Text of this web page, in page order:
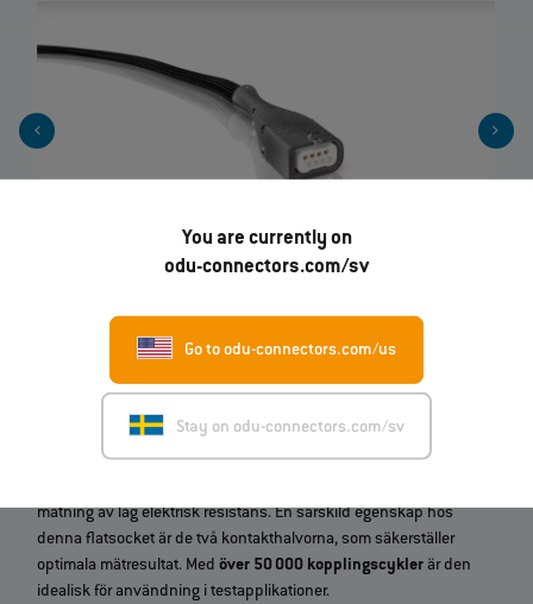
You are currently on
odu-connectors.com/sv
Go to odu-connectors.com/us
Stay on odu-connectors.com/sv
4‑ledarmätning (Kelvin‑mätning)
ODU SPRINGTAC® Flatsocket är lämpad för4‑ledarmätning
mätning av låg elektrisk resistans. En särskild egenskap hos
denna flatsocket är de två kontakthalvorna, som säkerställer
optimala mätresultat. Medöver 50 000 kopplingscyklerär den
idealisk för användning i testapplikationer.